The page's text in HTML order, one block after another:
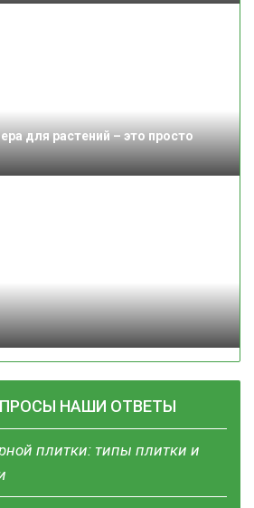
для растений – это просто
НАШИ ОТВЕТЫ
плитки: типы плитки и